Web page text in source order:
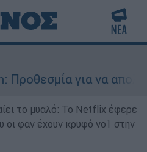
για να
το μυαλό: Το Netflix έφερε
οι φαν έχουν κρυφό νο1 στην